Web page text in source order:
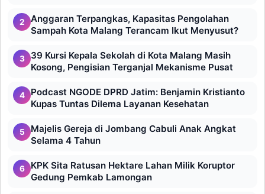
2
Anggaran Terpangkas, Kapasitas Pengolahan
Sampah Kota Malang Terancam Ikut Menyusut?
3
39 Kursi Kepala Sekolah di Kota Malang Masih
Kosong, Pengisian Terganjal Mekanisme Pusat
4
Podcast NGODE DPRD Jatim: Benjamin Kristianto
Kupas Tuntas Dilema Layanan Kesehatan
5
Majelis Gereja di Jombang Cabuli Anak Angkat
Selama 4 Tahun
6
KPK Sita Ratusan Hektare Lahan Milik Koruptor
Gedung Pemkab Lamongan